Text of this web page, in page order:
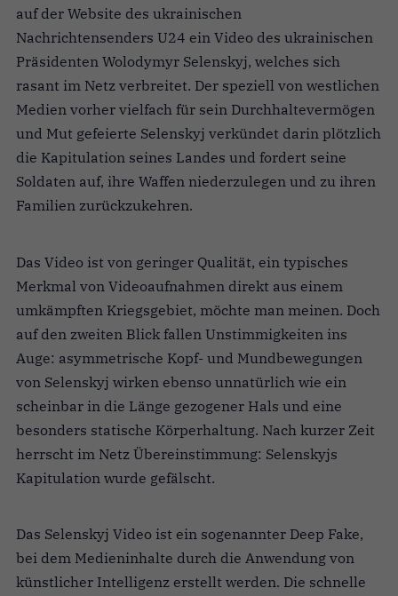
auf der Website des ukrainischen
Nachrichtensenders U24 ein Video des ukrainischen
Präsidenten Wolodymyr Selenskyj, welches sich
rasant im Netz verbreitet. Der speziell von westlichen
Medien vorher vielfach für sein Durchhaltevermögen
und Mut gefeierte Selenskyj verkündet darin plötzlich
die Kapitulation seines Landes und fordert seine
Soldaten auf, ihre Waffen niederzulegen und zu ihren
Familien zurückzukehren.
Das Video ist von geringer Qualität, ein typisches
Merkmal von Videoaufnahmen direkt aus einem
umkämpften Kriegsgebiet, möchte man meinen. Doch
auf den zweiten Blick fallen Unstimmigkeiten ins
Auge: asymmetrische Kopf- und Mundbewegungen
von Selenskyj wirken ebenso unnatürlich wie ein
scheinbar in die Länge gezogener Hals und eine
besonders statische Körperhaltung. Nach kurzer Zeit
herrscht im Netz Übereinstimmung: Selenskyjs
Kapitulation wurde gefälscht.
Das Selenskyj Video ist ein sogenannter Deep Fake,
bei dem Medieninhalte durch die Anwendung von
künstlicher Intelligenz erstellt werden. Die schnelle